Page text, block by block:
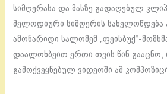
სიმღერასა და მასზე გადაღებულ
მელოდიური სიმღერის სახელოწდება
ამონარიდი სალომემ „ფეისბუქ“-
დაალოხბეით ერთი თვის წინ
გამოქვეყნებულ ვიდეოში ამ